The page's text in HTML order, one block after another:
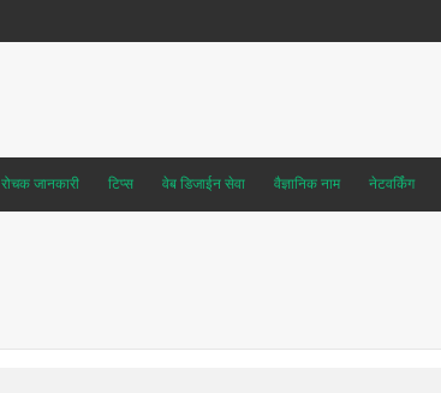
रोचक जानकारी टिप्स वेब डिजाईन सेवा वैज्ञानिक नाम नेटवर्किंग